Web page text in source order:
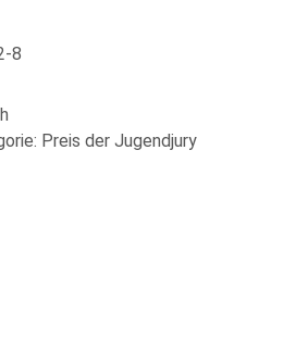
8
Preis der Jugendjury